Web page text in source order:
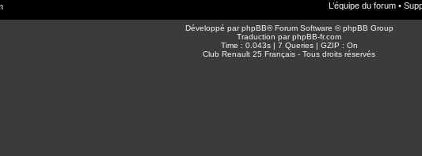
L’équipe du forum •
Développé parphpBB® Forum Software © phpBB Group
Traduction parphpBB-fr.com
Time : 0.043s | 7 Queries | GZIP : On
Club Renault 25 Français - Tous droits réservés